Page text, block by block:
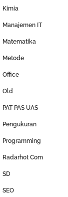
Kimia
Manajemen IT
Matematika
Metode
Office
Old
PAT PAS UAS
Pengukuran
Programming
Radarhot Com
SD
SEO